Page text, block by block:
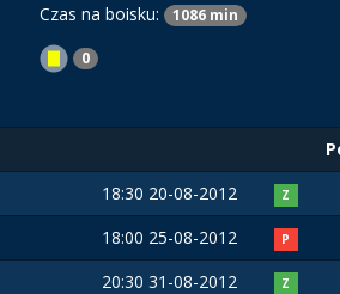
Czas na boisku: 1086 min
0
18:30 20-08-2012 Z
18:00 25-08-2012 P
20:30 31-08-2012 Z